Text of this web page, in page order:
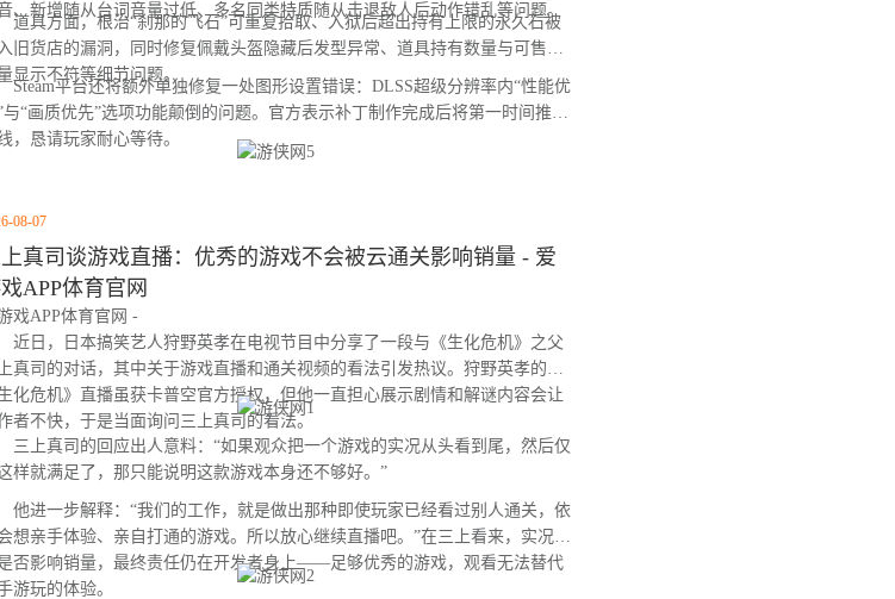
、新增随从台词音量过低、多名同类特质随从击退敌人后动作错乱等问题。
方面，根治“刹那的飞石”可重复拾取、入狱后超出持有上限的永久石被
旧货店的漏洞，同时修复佩戴头盔隐藏后发型异常、道具持有数量与可售卖
显示不符等细节问题。
平台还将额外单独修复一处图形设置错误：DLSS超级分辨率内“性能优
与“画质优先”选项功能颠倒的问题。官方表示补丁制作完成后将第一时间推送
线，恳请玩家耐心等待。
08-07
真司谈游戏直播：优秀的游戏不会被云通关影响销量 - 爱
APP体育官网
戏APP体育官网 -
日，日本搞笑艺人狩野英孝在电视节目中分享了一段与《生化危机》之父
真司的对话，其中关于游戏直播和通关视频的看法引发热议。狩野英孝的
生化危机》直播虽获卡普空官方授权，但他一直担心展示剧情和解谜内容会让
者不快，于是当面询问三上真司的看法。
上真司的回应出人意料：“如果观众把一个游戏的实况从头看到尾，然后仅
样就满足了，那只能说明这款游戏本身还不够好。”
进一步解释：“我们的工作，就是做出那种即使玩家已经看过别人通关，依
想亲手体验、亲自打通的游戏。所以放心继续直播吧。”在三上看来，实况视
否影响销量，最终责任仍在开发者身上——足够优秀的游戏，观看无法替代
游玩的体验。